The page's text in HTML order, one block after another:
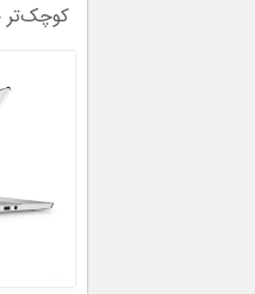
کوچک‌تر خود خواهد